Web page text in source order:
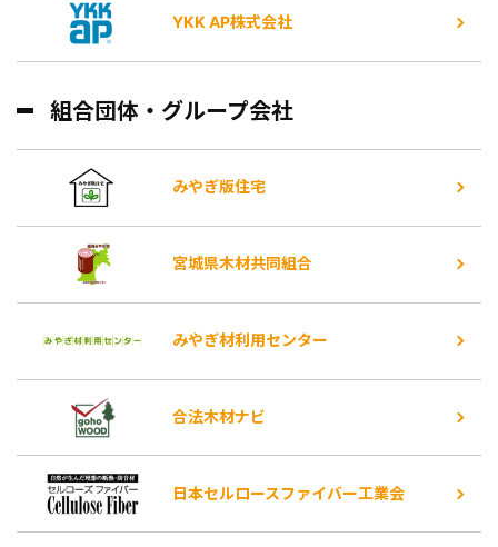
YKK AP株式会社
組合団体・グループ会社
みやぎ版住宅
宮城県木材共同組合
みやぎ材利用センター
合法木材ナビ
日本セルロースファイバー工業会